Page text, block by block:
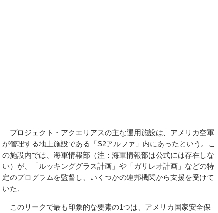
プロジェクト・アクエリアスの主な運用施設は、アメリカ空軍
が管理する地上施設である「S2アルファ」内にあったという。こ
の施設内では、海軍情報部（注：海軍情報部は公式には存在しな
い）が、「ルッキンググラス計画」や「ガリレオ計画」などの特
定のプログラムを監督し、いくつかの連邦機関から支援を受けて
いた。
このリークで最も印象的な要素の1つは、アメリカ国家安全保